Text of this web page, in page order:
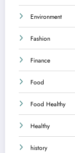
Environment
Fashion
Finance
Food
Food Healthy
Healthy
history